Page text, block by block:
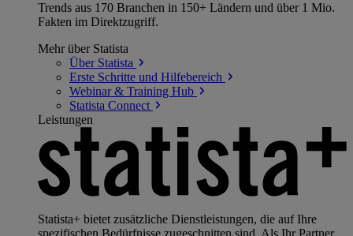
Trends aus 170 Branchen in 150+ Ländern und über 1 Mio.
Fakten im Direktzugriff.
Mehr über Statista
Über Statista
Erste Schritte und Hilfebereich
Webinar & Training Hub
Statista Connect
Leistungen
Statista+ bietet zusätzliche Dienstleistungen, die auf Ihre
spezifischen Bedürfnisse zugeschnitten sind. Als Ihr Partner